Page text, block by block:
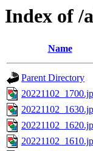
Index of /
Name
Parent Directory